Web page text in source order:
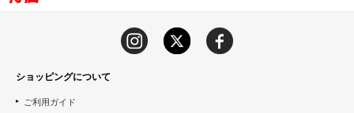
ショッピングについて
ご利用ガイド